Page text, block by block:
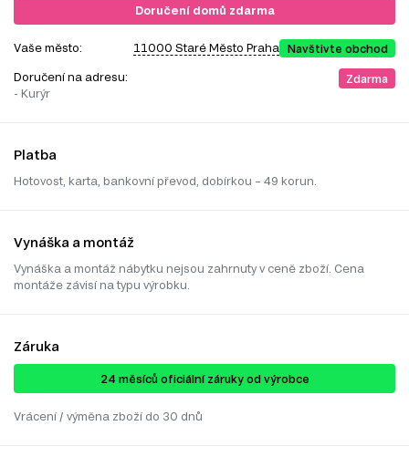
Doručení domů zdarma
Vaše město: 11000 Staré Město Praha Navštivte obchod
Doručení na adresu:
- Kurýr
Zdarma
Platba
Hotovost, karta, bankovní převod, dobírkou – 49 korun.
Vynáška a montáž
Vynáška a montáž nábytku nejsou zahrnuty v ceně zboží. Cena
montáže závisí na typu výrobku.
Záruka
24 ​​​​měsíců oficiální záruky od výrobce
Vrácení / výměna zboží do 30 dnů